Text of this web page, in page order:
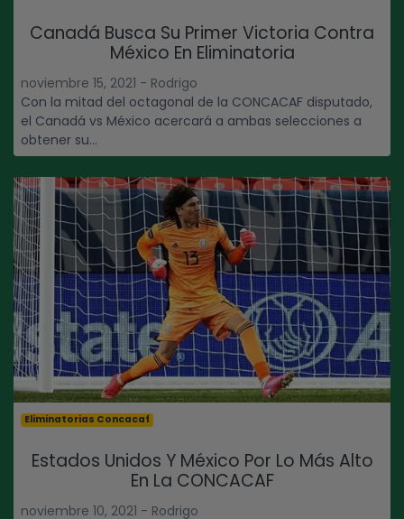
Canadá Busca Su Primer Victoria Contra
México En Eliminatoria
noviembre 15, 2021 - Rodrigo
Con la mitad del octagonal de la CONCACAF disputado,
el Canadá vs México acercará a ambas selecciones a
obtener su...
Eliminatorias Concacaf
Estados Unidos Y México Por Lo Más Alto
En La CONCACAF
noviembre 10, 2021 - Rodrigo